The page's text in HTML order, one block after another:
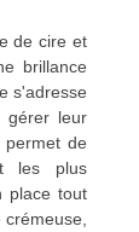
de cire et
brillance
s'adresse
gérer leur
permet de
les plus
place tout